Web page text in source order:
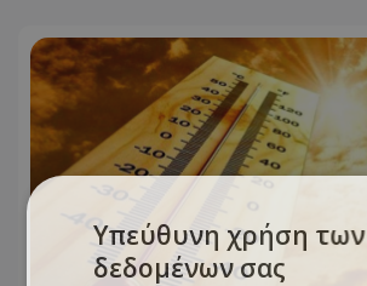
Υπεύθυνη χρήση των
δεδομένων σας